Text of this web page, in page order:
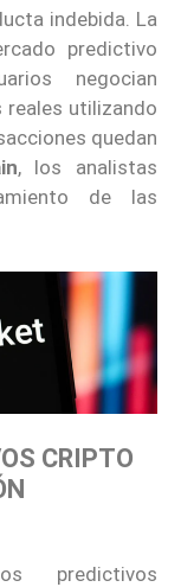
indebida. La
predictivo
negocian
reales utilizando
quedan
, los analistas
de las
CRIPTO
predictivos